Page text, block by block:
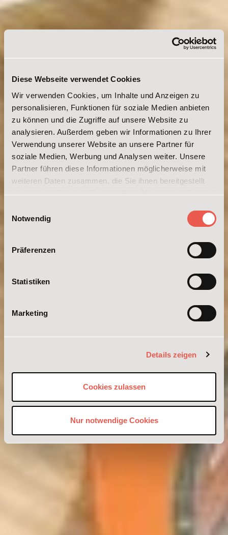
Diese Webseite verwendet Cookies
Wir verwenden Cookies, um Inhalte und Anzeigen zu
personalisieren, Funktionen für soziale Medien anbieten
zu können und die Zugriffe auf unsere Website zu
analysieren. Außerdem geben wir Informationen zu Ihrer
Verwendung unserer Website an unsere Partner für
soziale Medien, Werbung und Analysen weiter. Unsere
Partner führen diese Informationen möglicherweise mit
weiteren Daten zusammen, die Sie ihnen bereitgestellt
haben oder die sie im Rahmen Ihrer Nutzung der Dienste
unsererDatenschutzerklärung Impressum
Notwendig
Präferenzen
Statistiken
Marketing
Details zeigen
Cookies zulassen
Nur notwendige Cookies